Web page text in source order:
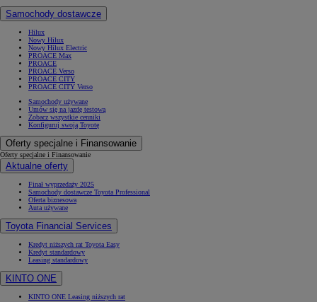
Samochody dostawcze
Hilux
Nowy Hilux
Nowy Hilux Electric
PROACE Max
PROACE
PROACE Verso
PROACE CITY
PROACE CITY Verso
Samochody używane
Umów się na jazdę testową
Zobacz wszystkie cenniki
Konfiguruj swoją Toyotę
Oferty specjalne i Finansowanie
Oferty specjalne i Finansowanie
Aktualne oferty
Finał wyprzedaży 2025
Samochody dostawcze Toyota Professional
Oferta biznesowa
Auta używane
Toyota Financial Services
Kredyt niższych rat Toyota Easy
Kredyt standardowy
Leasing standardowy
KINTO ONE
KINTO ONE Leasing niższych rat